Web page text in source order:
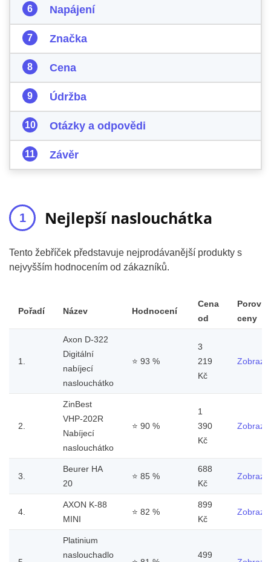
Napájení
Značka
Cena
Údržba
Otázky a odpovědi
Závěr
Nejlepší naslouchátka
Tento žebříček představuje nejprodávanější produkty s
nejvyšším hodnocením od zákazníků.
Pořadí Název Hodnocení
Cena
od
ceny
1.
Axon D-322
Digitální
nabíjecí
naslouchátko
⭐ 93 %
3
219
Kč
Zobrazit
2.
ZinBest
VHP-202R
Nabíjecí
naslouchátko
⭐ 90 %
1
390
Kč
Zobrazit
3.
Beurer HA
20
⭐ 85 %
688
Kč
Zobrazit
4.
AXON K-88
MINI
⭐ 82 %
899
Kč
Zobrazit
Platinium
naslouchadlo
499